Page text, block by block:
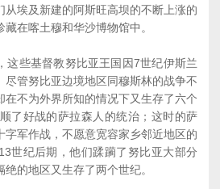
从埃及新建的阿斯旺高坝的不断上涨的
在喀土穆和华沙博物馆中。
些基督教努比亚王国因7世纪伊斯兰
尽管努比亚边境地区同穆斯林的战争不
在不为外界所知的情况下又生存了六个
了好战的萨拉森人的统治；这时的萨
字军作战，不愿意宽容家乡邻近地区的
世纪后期，他们蹂躏了努比亚大部分
的地区又生存了两个世纪。